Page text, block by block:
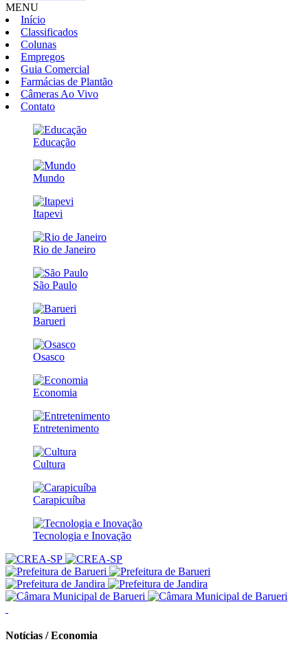
MENU
Início
Classificados
Colunas
Empregos
Guia Comercial
Farmácias de Plantão
Câmeras Ao Vivo
Contato
Educação
Mundo
Itapevi
Rio de Janeiro
São Paulo
Barueri
Osasco
Economia
Entretenimento
Cultura
Carapicuíba
Tecnologia e Inovação
Notícias / Economia